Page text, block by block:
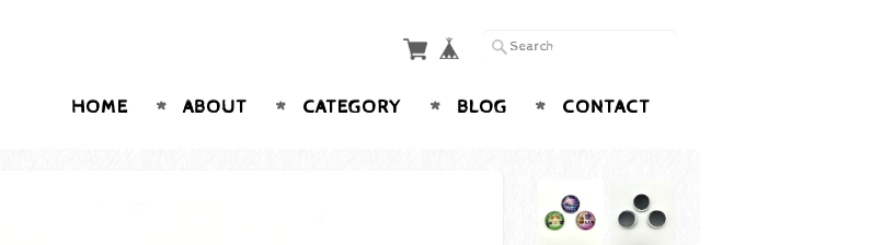
HOME ABOUT CATEGORY BLOG CONTACT